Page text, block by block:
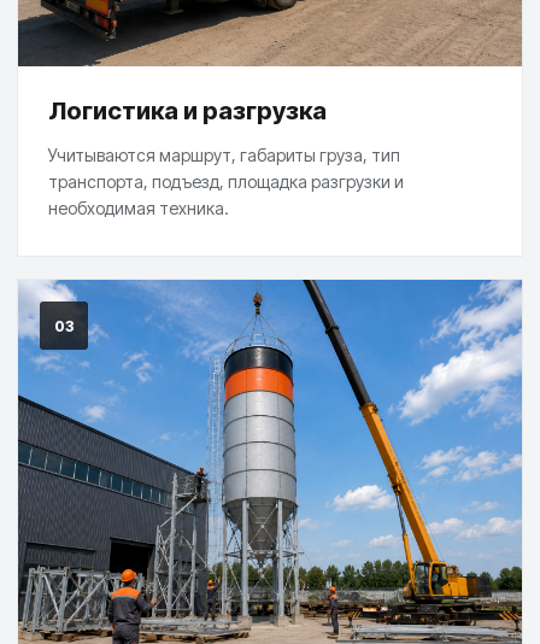
Логистика и разгрузка
Учитываются маршрут, габариты груза, тип
транспорта, подъезд, площадка разгрузки и
необходимая техника.
03